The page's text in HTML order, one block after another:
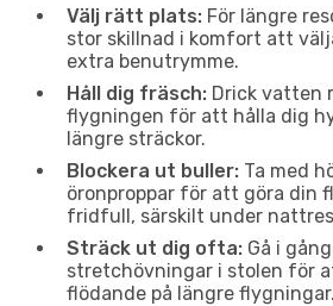
Välj rätt plats: För längre
stor skillnad i komfort att
extra benutrymme.
Håll dig fräsch: Drick vatten
flygningen för att hålla dig
längre sträckor.
Blockera ut buller: Ta med
öronproppar för att göra din
fridfull, särskilt under
Sträck ut dig ofta: Gå i
stretchövningar i stolen för
flödande på längre flygningar.